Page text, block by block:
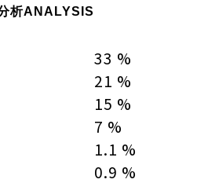
析ANALYSIS
33 %
21 %
15 %
7 %
1.1 %
0.9 %